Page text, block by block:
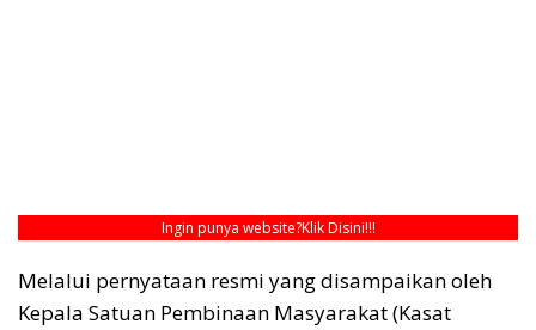
Ingin punya website?Klik Disini!!!
Melalui pernyataan resmi yang disampaikan oleh
Kepala Satuan Pembinaan Masyarakat (Kasat